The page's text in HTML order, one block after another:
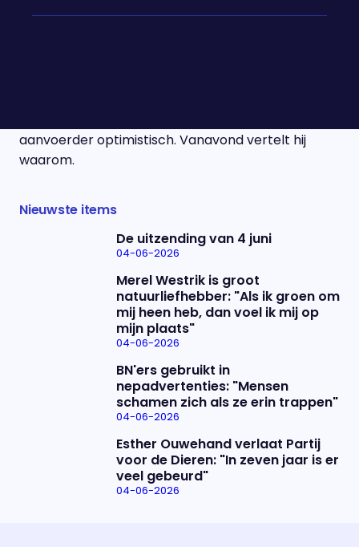
Ronald Koeman, was Jerdy Schouten eigenlijk al
aanvoerder optimistisch. Vanavond vertelt hij
waarom.
Nieuwste items
De uitzending van 4 juni
04-06-2026
Merel Westrik is groot
natuurliefhebber: "Als ik groen om
mij heen heb, dan voel ik mij op
mijn plaats"
04-06-2026
BN'ers gebruikt in
nepadvertenties: "Mensen
schamen zich als ze erin trappen"
04-06-2026
Esther Ouwehand verlaat Partij
voor de Dieren: "In zeven jaar is er
veel gebeurd"
04-06-2026